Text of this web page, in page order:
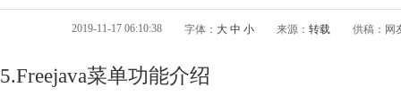
2019-11-17 06:10:38 字体： 大 中 小 来源： 转载 供稿：网
5.Freejava菜单功能介绍